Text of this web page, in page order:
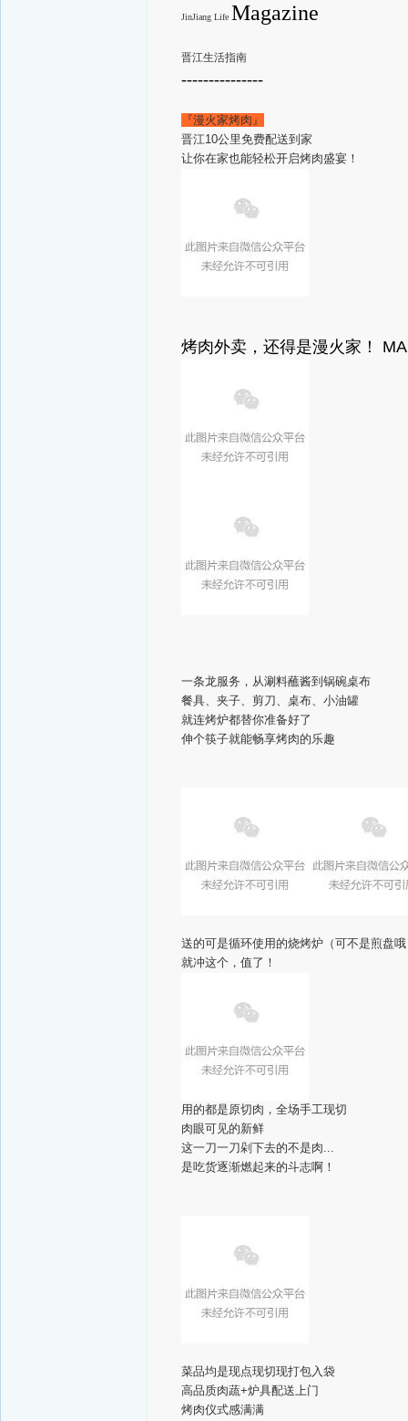
JinJiang Life Magazine
晋江生活指南
---------------
『漫火家烤肉』
晋江10公里免费配送到家
让你在家也能轻松开启烤肉盛宴！
烤肉外卖，还得是漫火家！
一条龙服务，从涮料蘸酱到锅碗桌布
餐具、夹子、剪刀、桌布、小油罐
就连烤炉都替你准备好了
伸个筷子就能畅享烤肉的乐趣
送的可是循环使用的烧烤炉（可不是煎盘
就冲这个，值了！
用的都是原切肉，全场手工现切
肉眼可见的新鲜
这一刀一刀剁下去的不是肉...
是吃货逐渐燃起来的斗志啊！
菜品均是现点现切现打包入袋
高品质肉蔬+炉具配送上门
烤肉仪式感满满